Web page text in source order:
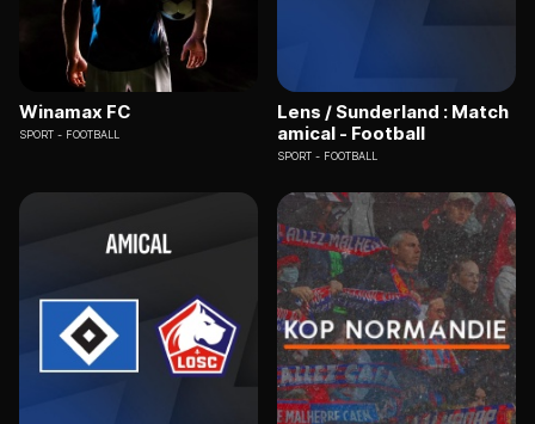
Winamax FC
SPORT FOOTBALL
Lens / Sunderland : Match
amical - Football
SPORT FOOTBALL